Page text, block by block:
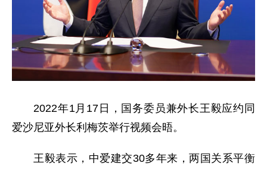
2022年1月17日，国务委员兼外长王毅应约同
爱沙尼亚外长利梅茨举行视频会晤。
王毅表示，中爱建交30多年来，两国关系平衡